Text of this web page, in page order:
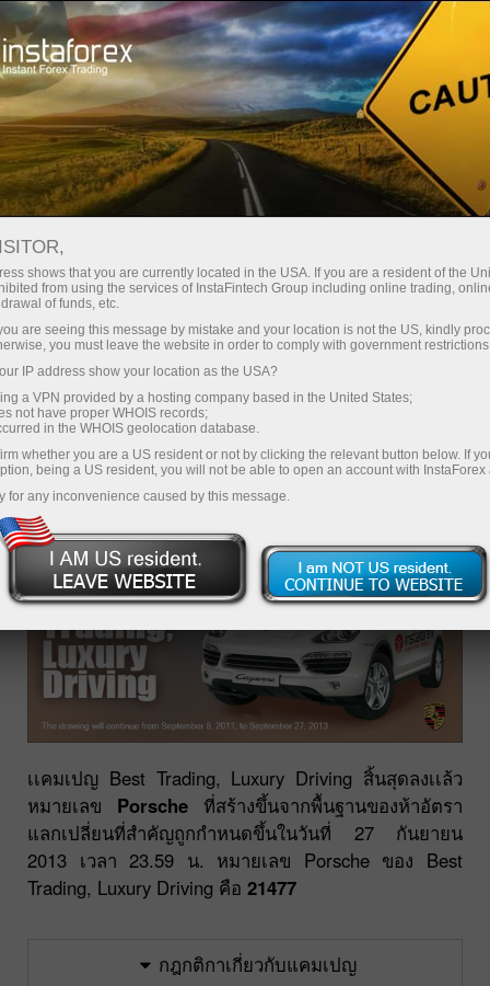
แคมเปญ การแข่งขัน Porsche Cayenne
BEST TRADING, LUXURY
DRIVING
เเคมเปญ Best Trading, Luxury Driving สิ้นสุดลงเเล้ว
หมายเลข Porsche ที่สร้างขึ้นจากพื้นฐานของห้าอัตรา
แลกเปลี่ยนที่สำคัญถูกกำหนดขึ้นในวันที่ 27 กันยายน
2013 เวลา 23.59 น. หมายเลข Porsche ของ Best
Trading, Luxury Driving คือ 21477
กฎกติกาเกี่ยวกับแคมเปญ
shows that you are currently located in the USA. If you are a resident of the
from using the services of InstaFintech Group including online trading,
of funds, etc.
are seeing this message by mistake and your location is not the US, kindly
you must leave the website in order to comply with government
IP address show your location as the USA?
a VPN provided by a hosting company based in the United States;
not have proper WHOIS records;
in the WHOIS geolocation database.
whether you are a US resident or not by clicking the relevant button below. If
being a US resident, you will not be able to open an account with InstaForex
for any inconvenience caused by this message.